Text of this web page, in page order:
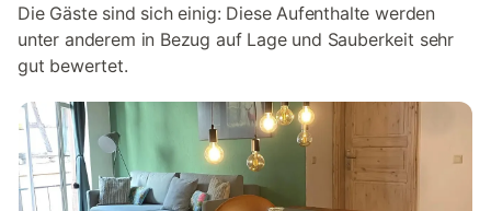
Die Gäste sind sich einig: Diese Aufenthalte werden
unter anderem in Bezug auf Lage und Sauberkeit sehr
gut bewertet.